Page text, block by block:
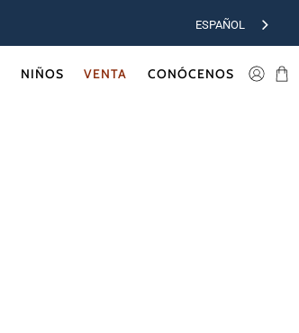
NIÑOS VENTA CONÓCENOS
ESPAÑOL